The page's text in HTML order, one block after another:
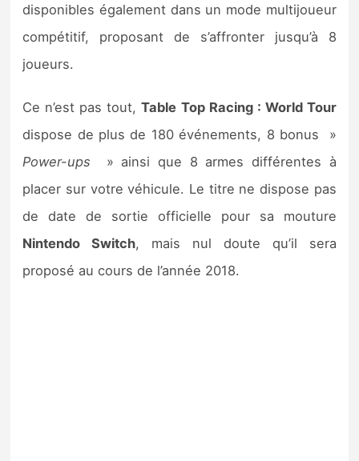
Guides
disponibles également dans un mode multijoueur
compétitif, proposant de s’affronter jusqu’à 8
joueurs.
Ce n’est pas tout,Table Top Racing : World Tour
dispose de plus de 180 événements, 8 bonus »
Power-ups » ainsi que 8 armes différentes à
placer sur votre véhicule. Le titre ne dispose pas
de date de sortie officielle pour sa mouture
Nintendo Switch, mais nul doute qu’il sera
proposé au cours de l’année 2018.